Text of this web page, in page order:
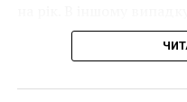
Эксперты считают,
мурал, що може
доларів.